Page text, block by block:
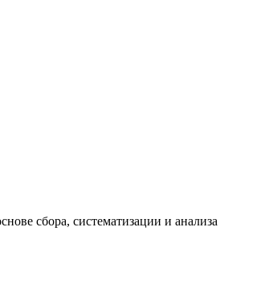
сбора, систематизации и анализа